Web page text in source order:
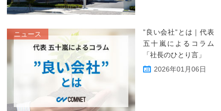
ニュース
”良い会社”とは｜代表
五十嵐によるコラム
「社長のひとり言」
2026年01月06日